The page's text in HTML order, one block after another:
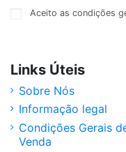
Aceito as condições
Links Úteis
Sobre Nós
Informação legal
Condições Gerais
Venda